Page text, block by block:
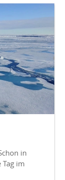
in
im